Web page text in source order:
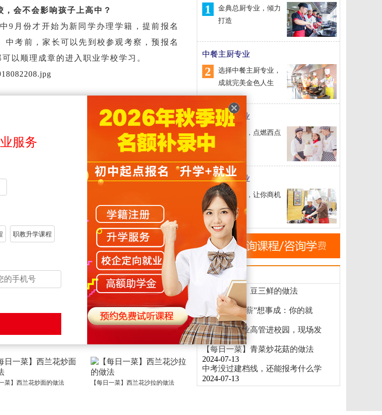
会不会影响孩子上高中？
9月份才开始为新同学办理学籍，提前报名
考前，家长可以先到校参观考察，预报名
以顺理成章的进入职业学校学习。
结合学生的兴趣爱好，初步拟定专业方向
老师面对面咨询，帮助孩子选择适合的专
资力量、 情况等内容。
专业，也开设有对口升学班、单
赶紧带孩子来校参观吧！
我们会尽快处理。）
郑州新东方升学班报名火热？看完你就懂了！
菜】西兰花炒面的做法 【每日一菜】西兰花沙拉的做法
1
金典总厨专业，倾力
打造
中餐主厨专业
2
选择中餐主厨专业，
成就完美金色人生
经典西点专业
3
经典西点，点燃西点
短期特色专业
4
短期专业，让你商机
无限
新闻速递
【每日一菜】豆三鲜的做法
2024-07-14
选对学校，“薪”想事成：你的就
2024-07-14
超热闹！企业高管进校园，现场发
2024-07-14
【每日一菜】青菜炒花菇的做法
2024-07-13
中考没过建档线，还能报考什么学
2024-07-13
服务
职教升学课程
郑州新东方烹饪学校 20:21